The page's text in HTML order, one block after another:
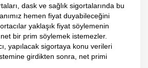
dask ve sağlık sigortalarında bu
hemen fiyat duyabileceğini
yaklaşık fiyat söylemenin
net bir prim söylemek istemezler.
yapılacak sigortaya konu verileri
girdikten sonra, net primi